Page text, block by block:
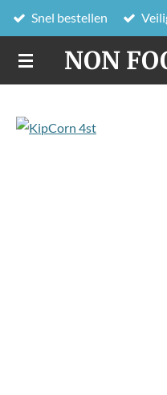
Ga
direct
naar
de
NON
Snel bestellen